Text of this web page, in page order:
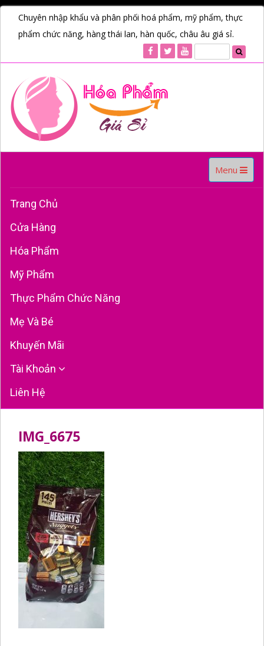
Chuyên nhập khẩu và phân phối hoá phẩm, mỹ phẩm, thực
phẩm chức năng, hàng thái lan, hàn quốc, châu âu giá sỉ.
Toggle
navigation
Menu
Trang Chủ
Cửa Hàng
Hóa Phẩm
Mỹ Phẩm
Thực Phẩm Chức Năng
Mẹ Và Bé
Khuyến Mãi
Tài Khoản
Liên Hệ
IMG_6675